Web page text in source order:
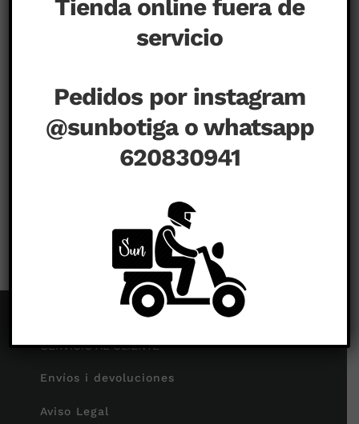
Comentarios desactivados
SERVICIO AL CLIENTE
Envíos i devoluciones
Aviso Legal
Tienda online fuera de
servicio
Pedidos por instagram
@sunbotiga o whatsapp
620830941